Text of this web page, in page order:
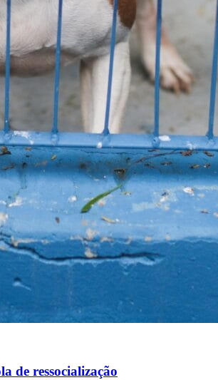
de ressocialização